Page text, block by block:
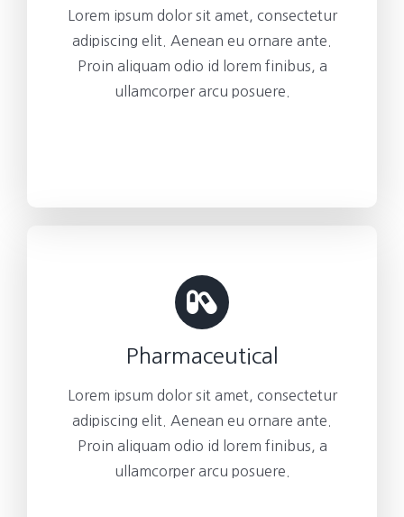
Lorem ipsum dolor sit amet, consectetur
adipiscing elit. Aenean eu ornare ante.
Proin aliquam odio id lorem finibus, a
ullamcorper arcu posuere.
Pharmaceutical
Lorem ipsum dolor sit amet, consectetur
adipiscing elit. Aenean eu ornare ante.
Proin aliquam odio id lorem finibus, a
ullamcorper arcu posuere.